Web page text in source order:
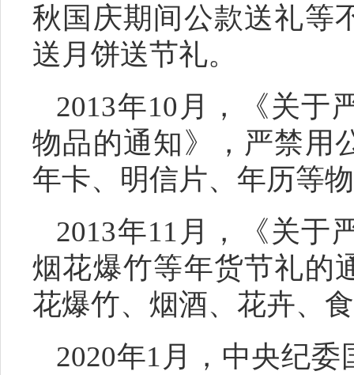
秋国庆期间公款送礼等
送月饼送节礼。
2013年10月，《关于
物品的通知》，严禁用
年卡、明信片、年历等
2013年11月，《关于
烟花爆竹等年货节礼的
花爆竹、烟酒、花卉、
2020年1月，中央纪